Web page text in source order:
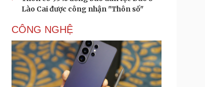
Lào Cai được công nhận "Thôn số"
CÔNG NGHỆ